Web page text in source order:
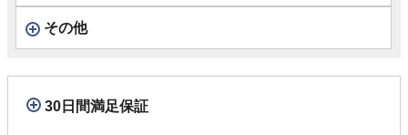
その他
30日間満足保証